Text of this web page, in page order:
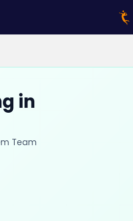
in
Team